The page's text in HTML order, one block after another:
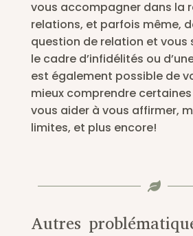
vous accompagner dans la
relations, et parfois même,
question de relation et vous
le cadre d’infidélités ou
est également possible de
mieux comprendre
vous aider à vous affirmer,
limites, et plus encore!

Autres